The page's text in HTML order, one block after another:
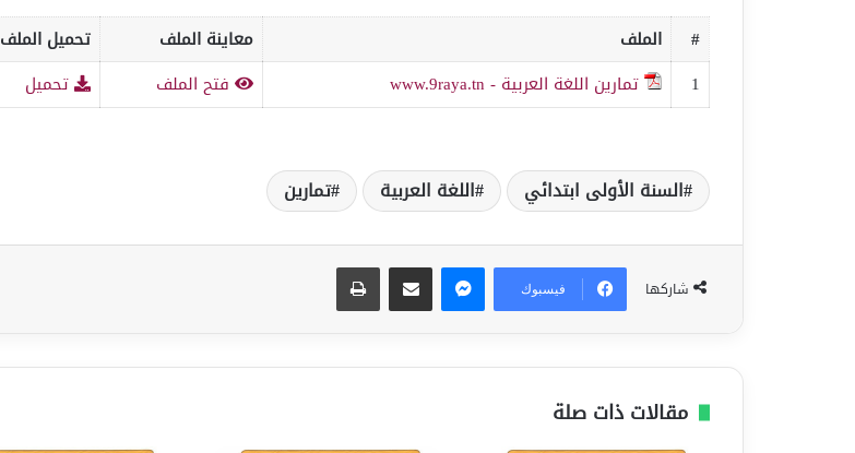
# الملف معاينة الملف
تحميل الملف
1
تمارين اللغة العربية - www.9raya.tn فتح الملف تحميل
السنة الأولى ابتدائي اللغة العربية تمارين
شاركها فيسبوك
مقالات ذات صلة